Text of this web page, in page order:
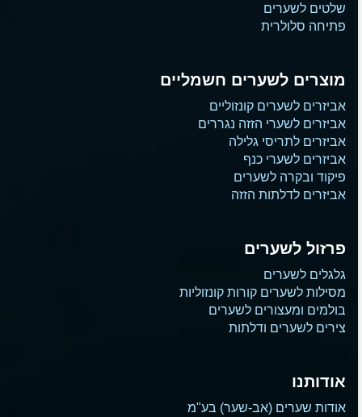
שלטים לשערים
פתיחה סלולרית
מוצרים לשערים חשמליים
אביזרים לשערים קונזוליים
אביזרים לשערי הזזה נגררים
אביזרים לתריסי גלילה
אביזרים לשערי כנף
פיקוד ובקרה לשערים
אביזרים לדלתות הזזה
פרזול לשערים
גלגלים לשערים
מסילות לשערים קורות קונזוליות
בולמים ומעצורים לשערים
צירים לשערים ודלתות
אודותנו
אודות שערים (אב-שער) בע"מ